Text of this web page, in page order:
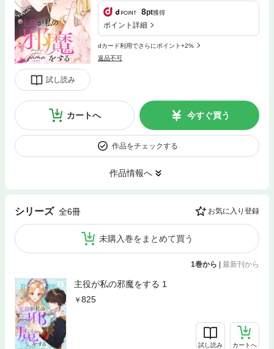
試し読み
8pt獲得
ポイント詳細
dカード利用でさらにポイント+2%
返品不可
カートへ 今すぐ買う
作品をチェックする
作品情報へ
シリーズ 全6冊 お気に入り登録
未購入巻をまとめて買う
1巻から | 最新刊から
主役が私の邪魔をする 1
825
試し読み カートへ